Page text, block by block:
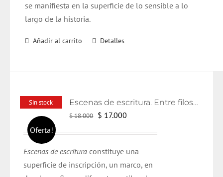
se manifiesta en la superficie de lo sensible a lo
largo de la historia.
Añadir al carrito Detalles
Sin stock
Oferta!
Escenas de escritura. Entre filosofía y literatura
$18.000 El
era:
$ 18.000.
$ 17.000
es:
$ 17.000.
Escenas de escritura constituye una
superficie de inscripción, un marco, en